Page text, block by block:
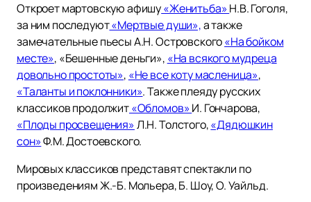
Откроет мартовскую афишу«Женитьба»Н.В. Гоголя,
за ним последуют«Мертвые души»,а также
замечательные пьесы А.Н. Островского«На бойком
месте», «Бешенные деньги», «На всякого мудреца
довольно простоты», «Не все коту масленица»,
«Таланты и поклонники». Также плеяду русских
классиков продолжит«Обломов»И. Гончарова,
«Плоды просвещения»Л.Н. Толстого,«Дядюшкин
сон»Ф.М. Достоевского.
Мировых классиков представят спектакли по
произведениям Ж.-Б. Мольера, Б. Шоу, О. Уайльд.